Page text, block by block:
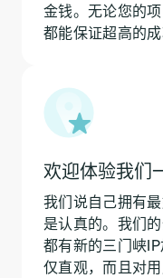
金钱。无论您的
都能保证超高的成
欢迎体验我们
我们说自己拥有
是认真的。我们
都有新的三门峡
仅直观，而且对